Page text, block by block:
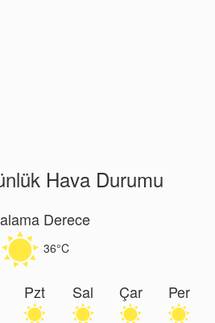
Hava Durumu
Derece
36°C
Pzt Sal Çar Per